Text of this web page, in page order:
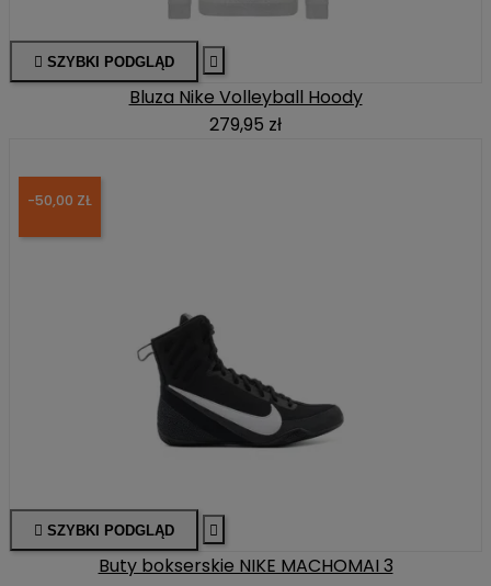
 SZYBKI PODGLĄD 
Bluza Nike Volleyball Hoody
279,95 zł
-50,00 ZŁ
 SZYBKI PODGLĄD 
Buty bokserskie NIKE MACHOMAI 3